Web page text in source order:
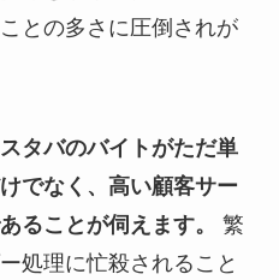
との多さに圧倒されが
タバのバイトがただ単
でなく、高い顧客サー
ることが伺えます。
繁
処理に忙殺されること